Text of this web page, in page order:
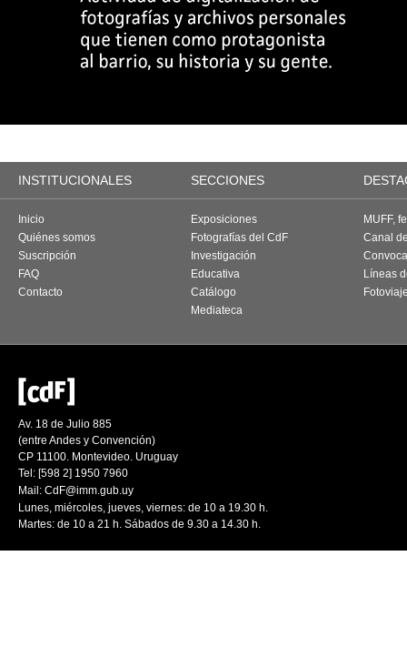
INSTITUCIONALES SECCIONES
Inicio
Quiénes somos
Suscripción
FAQ
Contacto
Exposiciones
Fotografías del CdF
Investigación
Educativa
Catálogo
Mediateca
MUFF,
Canal
Líneas
Av. 18 de Julio 885
(entre Andes y Convención)
CP 11100. Montevideo. Uruguay
Tel: [598 2] 1950 7960
Mail: CdF@imm.gub.uy
Lunes, miércoles, jueves, viernes: de 10 a 19.30 h.
Martes: de 10 a 21 h. Sábados de 9.30 a 14.30 h.